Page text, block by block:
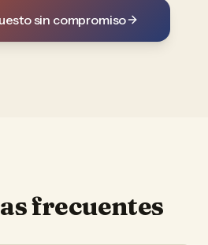
sin compromiso
frecuentes